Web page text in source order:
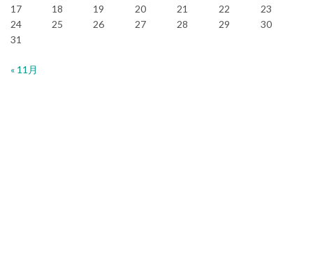
17
18 19 20 21 22
23
24
25 26 27 28 29
30
31
« 11月